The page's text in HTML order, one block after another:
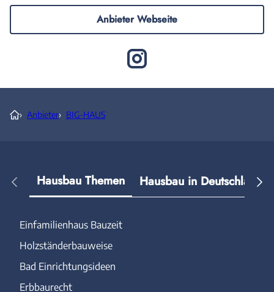
Anbieter Webseite
› Anbieter› BIG-HAUS
Hausbau Themen Hausbau in Deutschland
Einfamilienhaus Bauzeit
Holzständerbauweise
Bad Einrichtungsideen
Erbbaurecht